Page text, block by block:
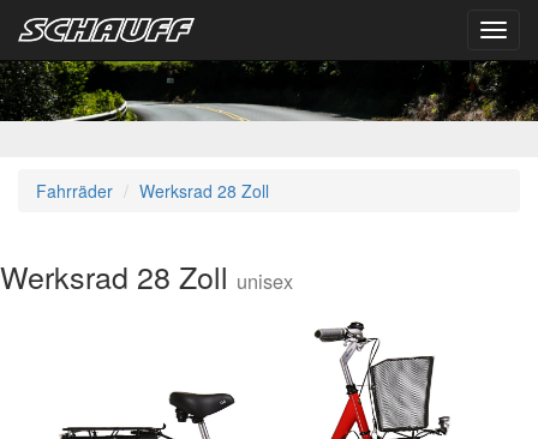
Fahrräder Werksrad 28 Zoll
Werksrad 28 Zoll unisex